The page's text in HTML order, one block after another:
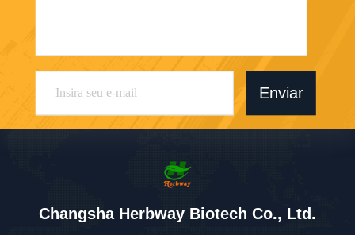
Enviar
Changsha Herbway Biotech Co., Ltd.